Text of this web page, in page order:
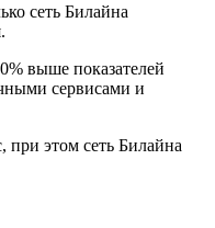
сеть Билайна
выше показателей
сервисами и
при этом сеть Билайна